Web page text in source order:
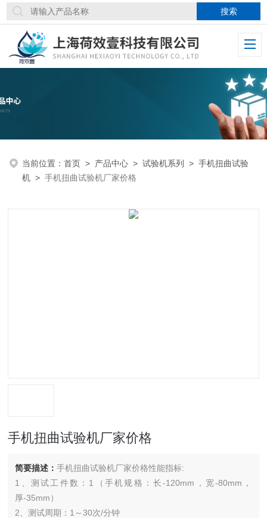
当前位置：首页 > 产品中心 >试验机系列 >手机扭曲试验
机 >手机扭曲试验机厂家价格
手机扭曲试验机厂家价格
简要描述：手机扭曲试验机厂家价格性能指标:
1、测试工件数：1（手机规格：长-120mm，宽-80mm，
厚-35mm）
2、测试周期：1～30次/分钟